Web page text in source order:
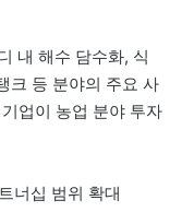
내 해수 담수화, 식
크 등 분야의 주요 사
업이 농업 분야 투자
너십 범위 확대